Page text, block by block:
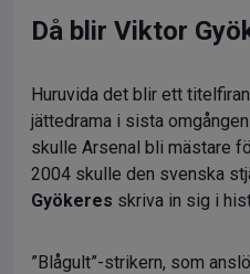
Då blir Viktor
Huruvida det blir ett
jättedrama i sista
skulle Arsenal bli mästare
2004 skulle den svenska
Gyökeres skriva in sig i
”Blågult”-strikern, som